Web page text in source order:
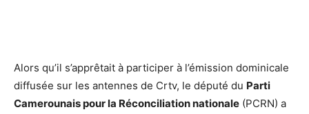
Alors qu’il s’apprêtait à participer à l’émission dominicale
diffusée sur les antennes de Crtv, le député du Parti
Camerounais pour la Réconciliation nationale (PCRN) a